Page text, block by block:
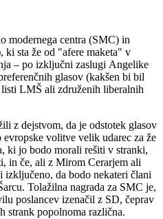
modernega centra (SMC) in
ki sta že od "afere maketa" v
– po izključni zaslugi Angelike
glasov (kakšen bi bil
LMŠ ali združenih liberalnih
z dejstvom, da je odstotek glasov
volitve velik udarec za že
ki jo bodo morali rešiti v stranki,
in če, ali z Mirom Cerarjem ali
izključeno, da bodo nekateri člani
Tolažilna nagrada za SMC je,
poslancev izenačil z SD, čeprav
strank popolnoma različna.